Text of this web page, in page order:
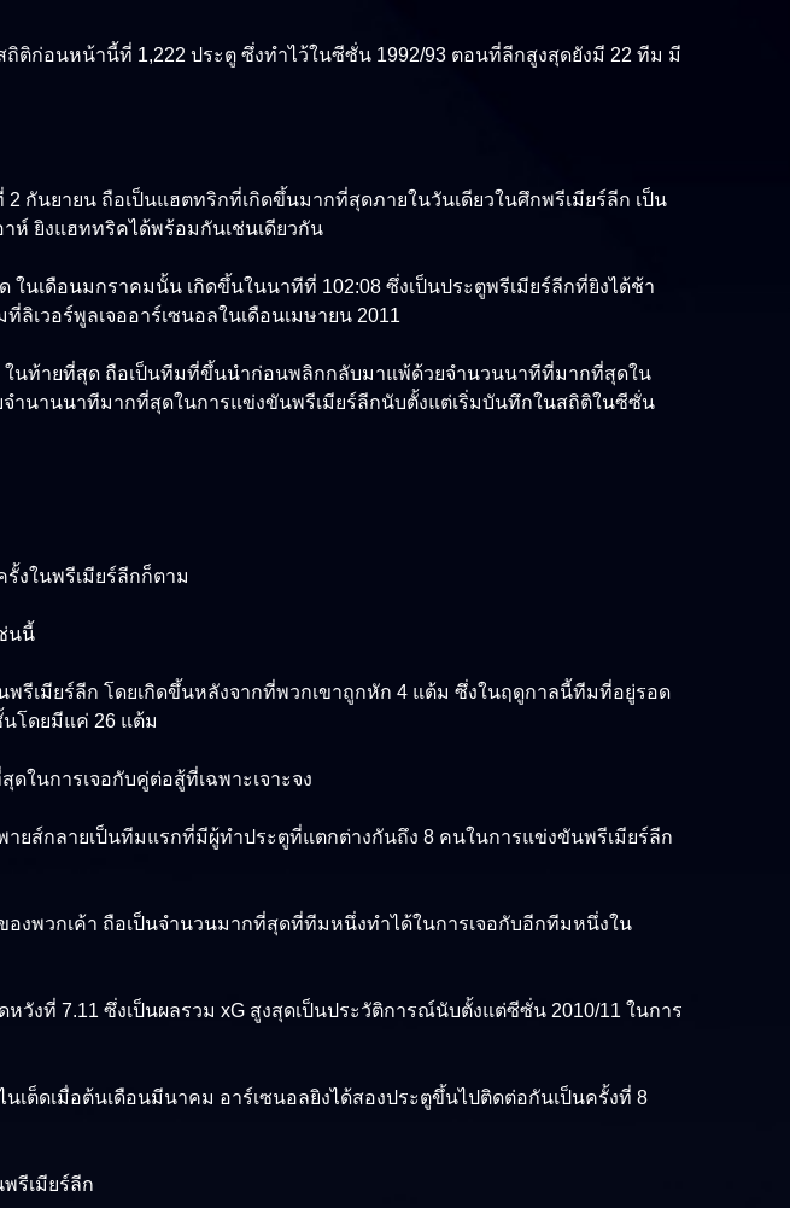
ติก่อนหน้านี้ที่ 1,222 ประตู ซึ่งทำไว้ในซีซั่น 1992/93 ตอนที่ลีกสูงสุดยังมี 22 ทีม มี
กันยายน ถือเป็นแฮตทริกที่เกิดขึ้นมากที่สุดภายในวันเดียวในศึกพรีเมียร์ลีก เป็น
าห์ ยิงแฮททริคได้พร้อมกันเช่นเดียวกัน
ในเดือนมกราคมนั้น เกิดขึ้นในนาทีที่ 102:08 ซึ่งเป็นประตูพรีเมียร์ลีกที่ยิงได้ช้า
เวอร์พูลเจออาร์เซนอลในเดือนเมษายน 2011
ในท้ายที่สุด ถือเป็นทีมที่ขึ้นนำก่อนพลิกกลับมาแพ้ด้วยจำนวนนาทีที่มากที่สุดใน
จำนานนาทีมากที่สุดในการแข่งขันพรีเมียร์ลีกนับตั้งแต่เริ่มบันทึกในสถิติในซีซั่น
งในพรีเมียร์ลีกก็ตาม
นนี้
รีเมียร์ลีก โดยเกิดขึ้นหลังจากที่พวกเขาถูกหัก 4 แต้ม ซึ่งในฤดูกาลนี้ทีมที่อยู่รอด
นโดยมีแค่ 26 แต้ม
นการเจอกับคู่ต่อสู้ที่เฉพาะเจาะจง
ายส์กลายเป็นทีมแรกที่มีผู้ทำประตูที่แตกต่างกันถึง 8 คนในการแข่งขันพรีเมียร์ลีก
องพวกเค้า ถือเป็นจำนวนมากที่สุดที่ทีมหนึ่งทำได้ในการเจอกับอีกทีมหนึ่งใน
วังที่ 7.11 ซึ่งเป็นผลรวม xG สูงสุดเป็นประวัติการณ์นับตั้งแต่ซีซั่น 2010/11 ในการ
เต็ดเมื่อต้นเดือนมีนาคม อาร์เซนอลยิงได้สองประตูขึ้นไปติดต่อกันเป็นครั้งที่ 8
รีเมียร์ลีก